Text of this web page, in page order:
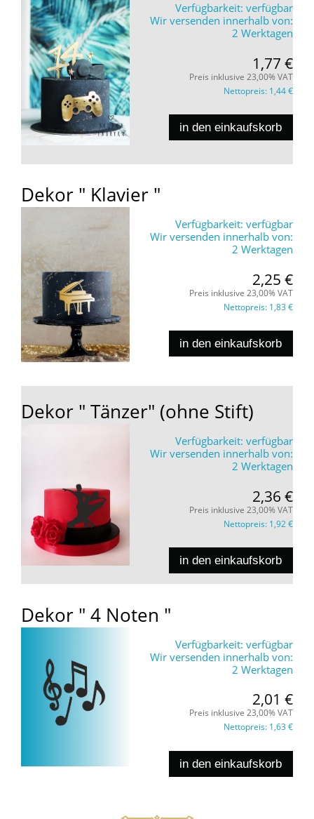
Verfügbarkeit: verfügbar
Wir versenden innerhalb von:
2 Werktagen
1,77 €
Preis inklusive 23,00% VAT
Nettopreis: 1,44 €
in den einkaufskorb
Dekor " Klavier "
Verfügbarkeit: verfügbar
Wir versenden innerhalb von:
2 Werktagen
2,25 €
Preis inklusive 23,00% VAT
Nettopreis: 1,83 €
in den einkaufskorb
Dekor " Tänzer" (ohne Stift)
Verfügbarkeit: verfügbar
Wir versenden innerhalb von:
2 Werktagen
2,36 €
Preis inklusive 23,00% VAT
Nettopreis: 1,92 €
in den einkaufskorb
Dekor " 4 Noten "
Verfügbarkeit: verfügbar
Wir versenden innerhalb von:
2 Werktagen
2,01 €
Preis inklusive 23,00% VAT
Nettopreis: 1,63 €
in den einkaufskorb